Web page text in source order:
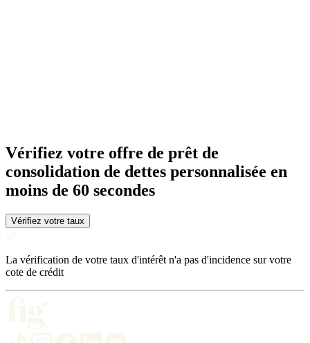
Vérifiez votre offre de prêt de
consolidation de dettes personnalisée en
moins de 60 secondes
Vérifiez votre taux
La vérification de votre taux d'intérêt n'a pas d'incidence sur votre
cote de crédit